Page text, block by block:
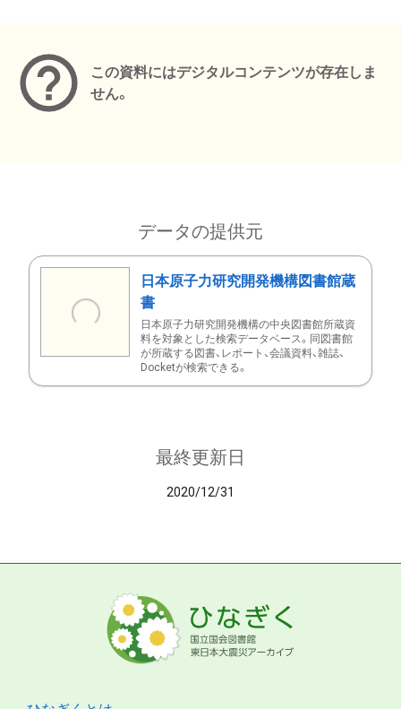
この資料にはデジタルコンテンツが存在しま
せん。
データの提供元
日本原子力研究開発機構図書館蔵
書
日本原子力研究開発機構の中央図書館所蔵資
料を対象とした検索データベース。同図書館
が所蔵する図書、レポート、会議資料、雑誌、
Docketが検索できる。
最終更新日
2020/12/31